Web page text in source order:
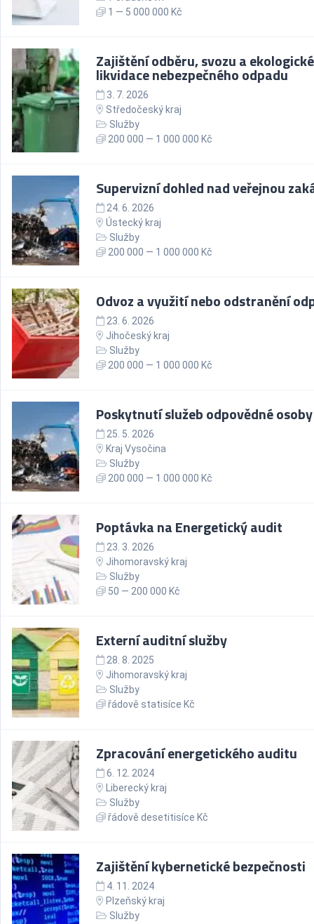
1 — 5 000 000 Kč
Zajištění odběru, svozu a ekologické
likvidace nebezpečného odpadu
3. 7. 2026
Středočeský kraj
Služby
200 000 — 1 000 000 Kč
Supervizní dohled nad veřejnou
24. 6. 2026
Ústecký kraj
Služby
200 000 — 1 000 000 Kč
Odvoz a využití nebo odstranění
23. 6. 2026
Jihočeský kraj
Služby
200 000 — 1 000 000 Kč
Poskytnutí služeb odpovědné osoby
25. 5. 2026
Kraj Vysočina
Služby
200 000 — 1 000 000 Kč
Poptávka na Energetický audit
23. 3. 2026
Jihomoravský kraj
Služby
50 — 200 000 Kč
Externí auditní služby
28. 8. 2025
Jihomoravský kraj
Služby
řádově statisíce Kč
Zpracování energetického auditu
6. 12. 2024
Liberecký kraj
Služby
řádově desetitisíce Kč
Zajištění kybernetické bezpečnosti
4. 11. 2024
Plzeňský kraj
Služby